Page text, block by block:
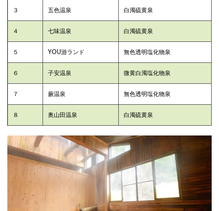
３ 五色温泉 白濁硫黄泉
４ 七味温泉 白濁硫黄泉
５ YOU游ランド 無色透明塩化物泉
６ 子安温泉 微黄白濁塩化物泉
７ 蕨温泉 無色透明塩化物泉
８ 奥山田温泉 白濁硫黄泉